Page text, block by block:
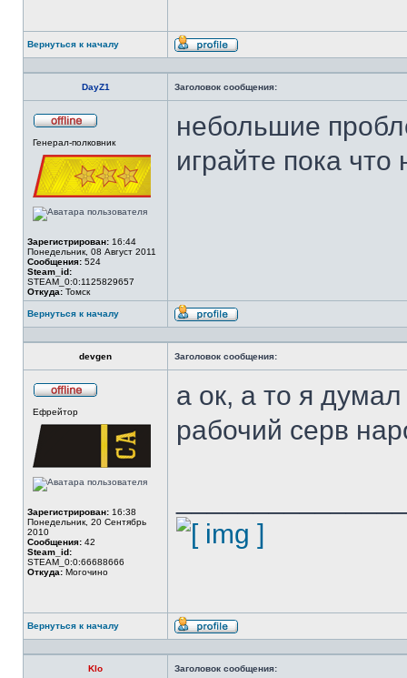
Вернуться к началу
Профиль
DayZ1 Заголовок сообщения:
в
сети
Генерал-полковник
Зарегистрирован: 16:44
Понедельник, 08 Август 2011
Сообщения: 524
Steam_id:
STEAM_0:0:1125829657
Откуда: Томск
небольшие
играйте пока
Вернуться к началу
Профиль
devgen Заголовок сообщения:
сети
Ефрейтор
Зарегистрирован: 16:38
Понедельник, 20 Сентябрь
2010
Сообщения: 42
Steam_id:
STEAM_0:0:66688666
Откуда: Могочино
а ок, а то я
рабочий серв
Вернуться к началу
Профиль
Klo Заголовок сообщения: